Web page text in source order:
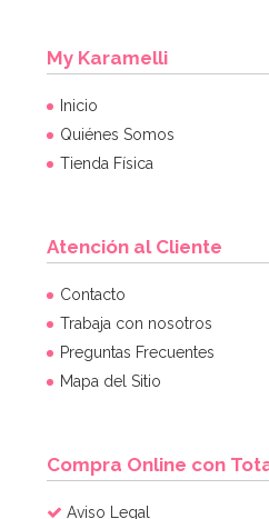
Bombona de Helio para Globos
64,95€
My Karamelli
Inicio
Quiénes Somos
Tienda Física
Atención al Cliente
Contacto
Trabaja con nosotros
Preguntas Frecuentes
Mapa del Sitio
Compra Online con
Aviso Legal